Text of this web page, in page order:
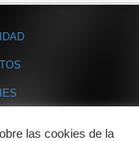
las cookies de la